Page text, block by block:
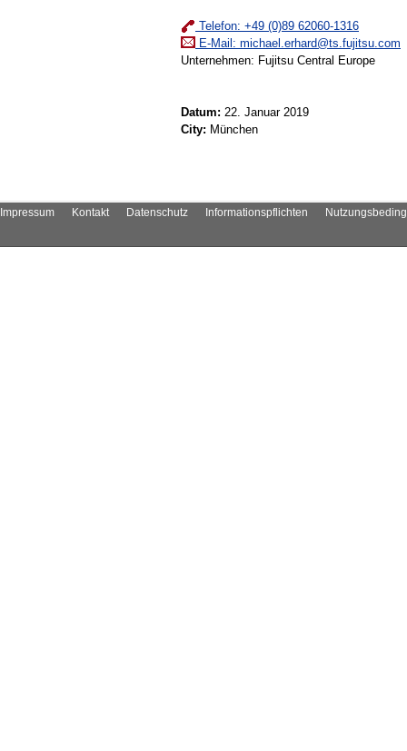
Telefon: +49 (0)89 62060-1316
E-Mail: michael.erhard@ts.fujitsu.com
Unternehmen: Fujitsu Central Europe
Datum: 22. Januar 2019
City: München
Impressum Kontakt Datenschutz Informationspflichten